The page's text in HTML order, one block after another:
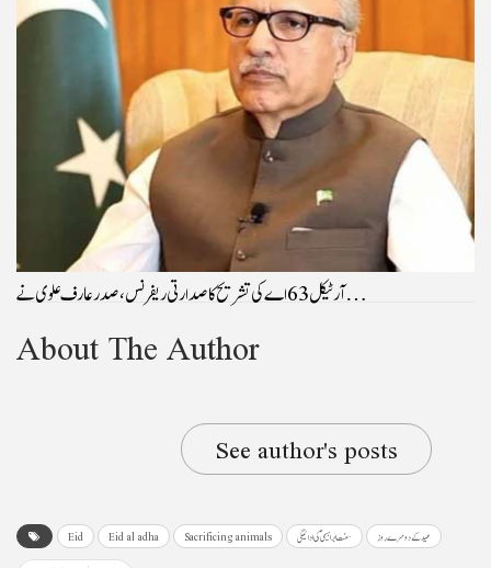
آرٹیکل 63 اے کی تشریح کا صدارتی ریفرنس، صدرعارف علوی نے…
About The Author
See author's posts
Eid Eid al adha Sacrificing animals سنت ابراہیمیؑ کی ادائیگی عید کے دوسرے روز